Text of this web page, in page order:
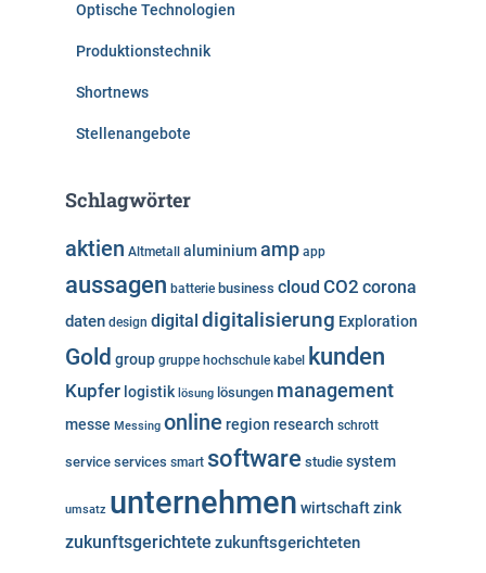
Optische Technologien
Produktionstechnik
Shortnews
Stellenangebote
Schlagwörter
aktien Altmetall aluminiumamp app
aussagen batterie business cloud CO2 corona
daten design digital digitalisierung Exploration
Gold group gruppe hochschule kabel kunden
Kupfer logistik lösung lösungen management
messe Messing online region research schrott
service services smart software studie system
umsatz unternehmen wirtschaftzink
zukunftsgerichtete zukunftsgerichteten